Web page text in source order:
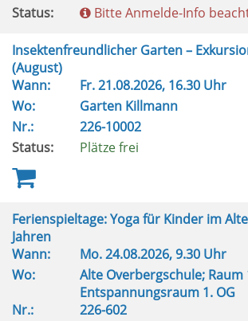
Status:
Bitte Anmelde-Info
Insektenfreundlicher Garten –
(August)
Wann:
Fr.21.08.2026, 16.30 Uhr
Wo:
Garten Killmann
Nr.:
226-10002
Status:
Plätze frei
Ferienspieltage: Yoga für Kinder im
Jahren
Wann:
Mo.24.08.2026, 9.30 Uhr
Wo:
Alte Overbergschule; Raum
Entspannungsraum 1. OG
Nr.:
226-602